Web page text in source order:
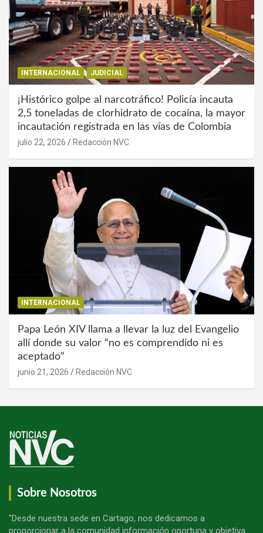
INTERNACIONAL JUDICIAL
¡Histórico golpe al narcotráfico! Policía incauta
2,5 toneladas de clorhidrato de cocaína, la mayor
incautación registrada en las vías de Colombia
julio 22, 2026 Redacción NVC
INTERNACIONAL
Papa León XIV llama a llevar la luz del Evangelio
allí donde su valor “no es comprendido ni es
aceptado”
junio 21, 2026 Redacción NVC
Sobre Nosotros
"Desde nuestra sede en Cartago, nos dedicamos a
proporcionar a la comunidad información oportuna y objetiva.